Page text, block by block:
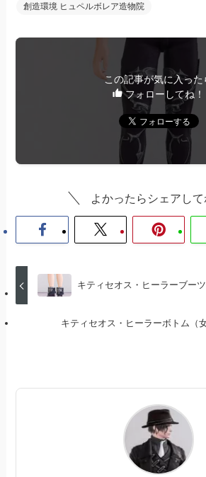
創造環境 ヒュペルボレア造物院
この記事が気に入った
フォローしてね！
よかったらシェアして
キティセオス・ヒーラーブーツ
キティセオス・ヒーラーボトム（女